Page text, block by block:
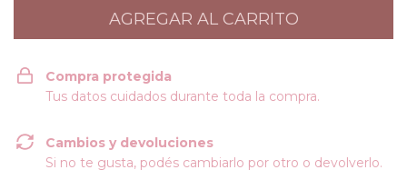
Compra protegida
Tus datos cuidados durante toda la compra.
Cambios y devoluciones
Si no te gusta, podés cambiarlo por otro o devolverlo.